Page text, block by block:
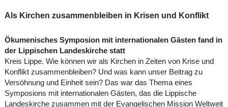
Als Kirchen zusammenbleiben in Krisen und Konflikt
Ökumenisches Symposion mit internationalen Gästen fand in
der Lippischen Landeskirche statt
Kreis Lippe. Wie können wir als Kirchen in Zeiten von Krise und
Konflikt zusammenbleiben? Und was kann unser Beitrag zu
Versöhnung und Einheit sein? Das war das Thema eines
Symposions mit internationalen Gästen, das die Lippische
Landeskirche zusammen mit der Evangelischen Mission Weltweit